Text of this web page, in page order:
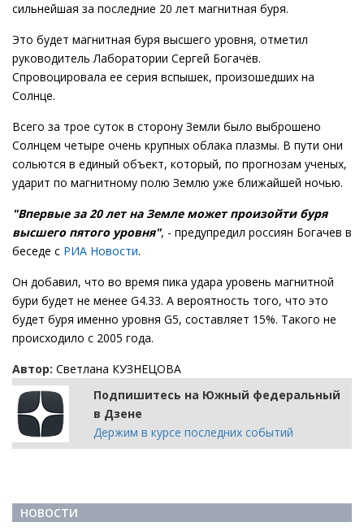
сильнейшая за последние 20 лет магнитная буря.
Это будет магнитная буря высшего уровня, отметил
руководитель Лаборатории Сергей Богачёв.
Спровоцировала ее серия вспышек, произошедших на
Солнце.
Всего за трое суток в сторону Земли было выброшено
Солнцем четыре очень крупных облака плазмы. В пути они
сольются в единый объект, который, по прогнозам ученых,
ударит по магнитному полю Землю уже ближайшей ночью.
"Впервые за 20 лет на Земле может произойти буря
высшего пятого уровня", - предупредил россиян Богачев в
беседе с РИА Новости.
Он добавил, что во время пика удара уровень магнитной
бури будет не менее G4.33. А вероятность того, что это
будет буря именно уровня G5, составляет 15%. Такого не
происходило с 2005 года.
Автор: Светлана КУЗНЕЦОВА
Подпишитесь на Южный федеральный
в Дзене
Держим в курсе последних событий
НОВОСТИ